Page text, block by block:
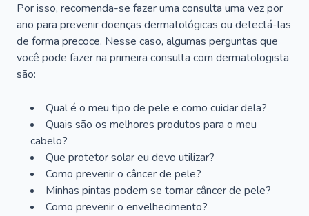
Por isso, recomenda-se fazer uma consulta uma vez por
ano para prevenir doenças dermatológicas ou detectá-las
de forma precoce. Nesse caso, algumas perguntas que
você pode fazer na primeira consulta com dermatologista
são:
Qual é o meu tipo de pele e como cuidar dela?
Quais são os melhores produtos para o meu
cabelo?
Que protetor solar eu devo utilizar?
Como prevenir o câncer de pele?
Minhas pintas podem se tornar câncer de pele?
Como prevenir o envelhecimento?